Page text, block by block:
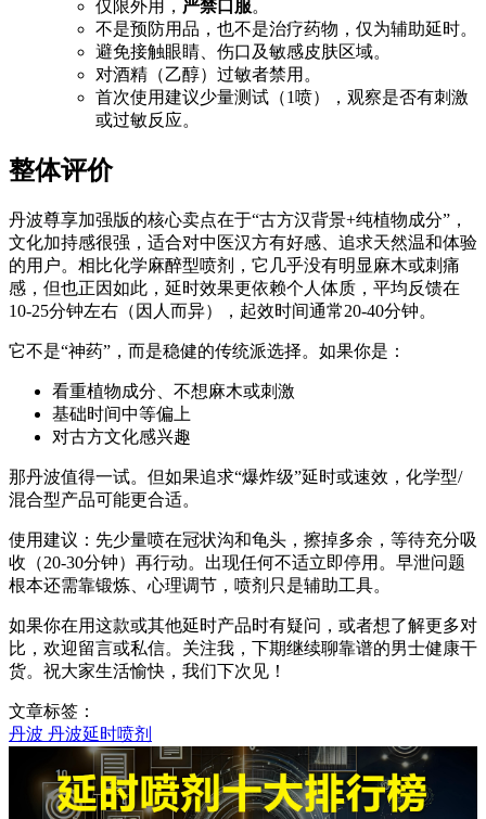
仅限外用， 严禁口服。
不是预防用品，也不是治疗药物，仅为辅助延时。
避免接触眼睛、伤口及敏感皮肤区域。
对酒精（乙醇）过敏者禁用。
首次使用建议少量测试（1喷），观察是否有刺激
或过敏反应。
整体评价
丹波尊享加强版的核心卖点在于“古方汉背景+纯植物成分”，
文化加持感很强，适合对中医汉方有好感、追求天然温和体验
的用户。相比化学麻醉型喷剂，它几乎没有明显麻木或刺痛
感，但也正因如此，延时效果更依赖个人体质，平均反馈在
10-25分钟左右（因人而异），起效时间通常20-40分钟。
它不是“神药”，而是稳健的传统派选择。如果你是：
看重植物成分、不想麻木或刺激
基础时间中等偏上
对古方文化感兴趣
那丹波值得一试。但如果追求“爆炸级”延时或速效，化学型/
混合型产品可能更合适。
使用建议：先少量喷在冠状沟和龟头，擦掉多余，等待充分吸
收（20-30分钟）再行动。出现任何不适立即停用。早泄问题
根本还需靠锻炼、心理调节，喷剂只是辅助工具。
如果你在用这款或其他延时产品时有疑问，或者想了解更多对
比，欢迎留言或私信。关注我，下期继续聊靠谱的男士健康干
货。祝大家生活愉快，我们下次见！
文章标签：
丹波 丹波延时喷剂